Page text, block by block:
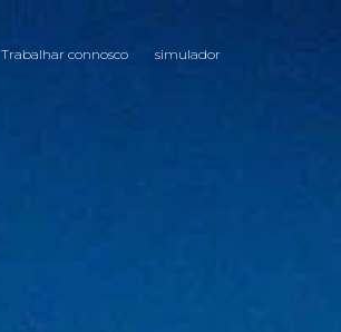
Trabalhar connosco simulador